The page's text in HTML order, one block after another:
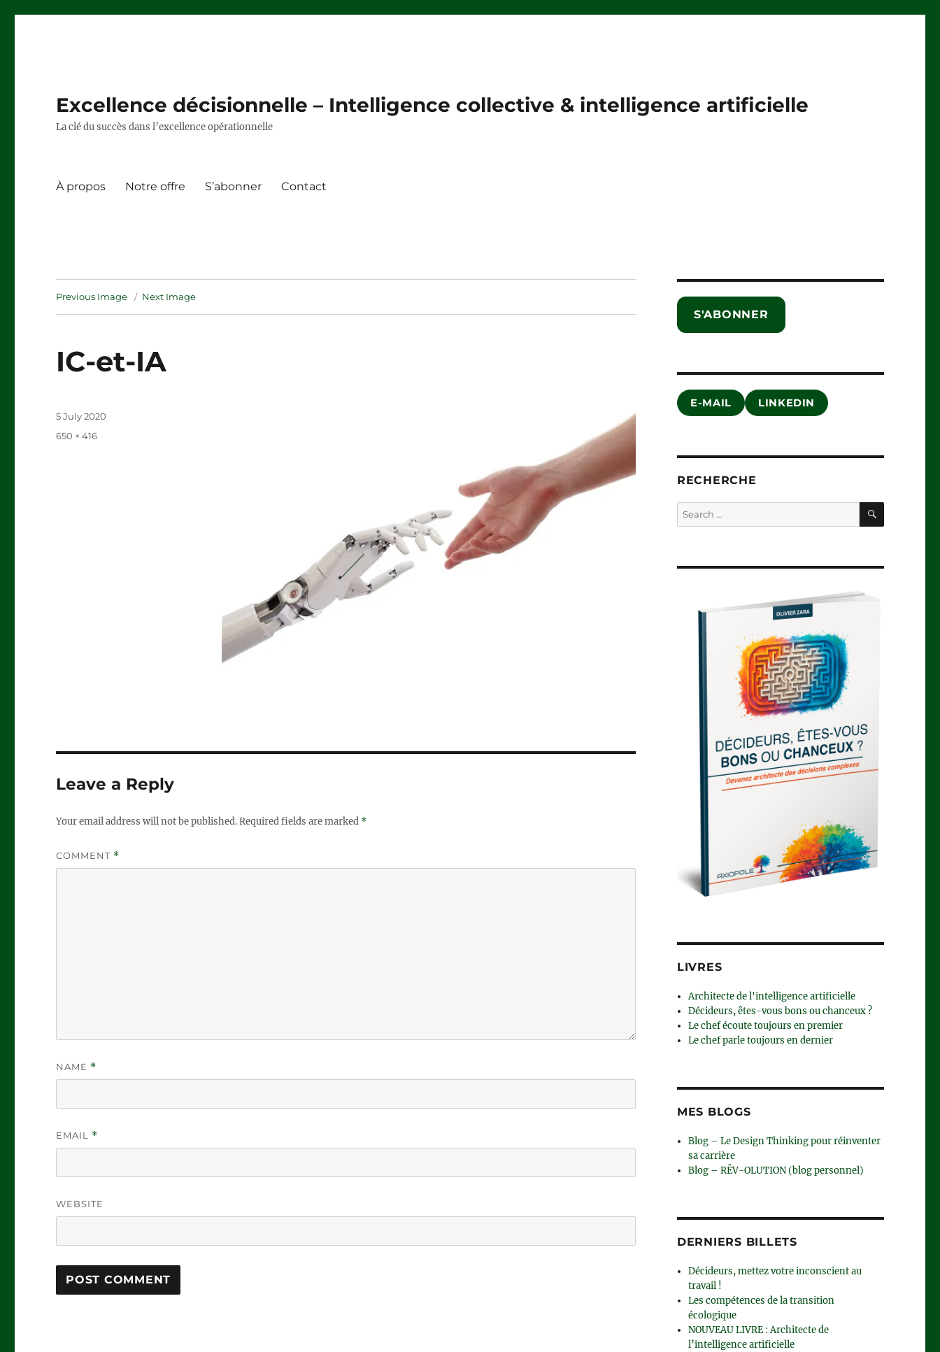
Excellence décisionnelle – Intelligence collective & intelligence artificielle
La clé du succès dans l’excellence opérationnelle
À propos Notre offre S’abonner Contact
Previous Image Next Image
IC-et-IA
Posted
5 July 2020
Full
650 × 416
Leave a Reply
Your email address will not be published.Required fields are marked *
COMMENT *
NAME *
EMAIL *
WEBSITE
S'ABONNER
E-MAIL LINKEDIN
RECHERCHE
Search
for:
SEARCH
LIVRES
Architecte de l'intelligence artificielle
Décideurs, êtes-vous bons ou chanceux ?
Le chef écoute toujours en premier
Le chef parle toujours en dernier
MES BLOGS
Blog – Le Design Thinking pour réinventer
sa carrière
Blog – RÊV-OLUTION (blog personnel)
DERNIERS BILLETS
Décideurs, mettez votre inconscient au
travail !
Les compétences de la transition
écologique
NOUVEAU LIVRE : Architecte de
l’intelligence artificielle